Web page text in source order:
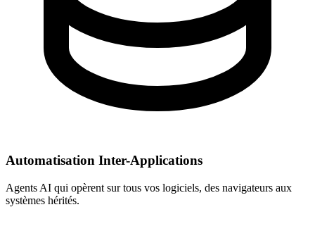
Automatisation Inter-Applications
Agents AI qui opèrent sur tous vos logiciels, des navigateurs aux
systèmes hérités.